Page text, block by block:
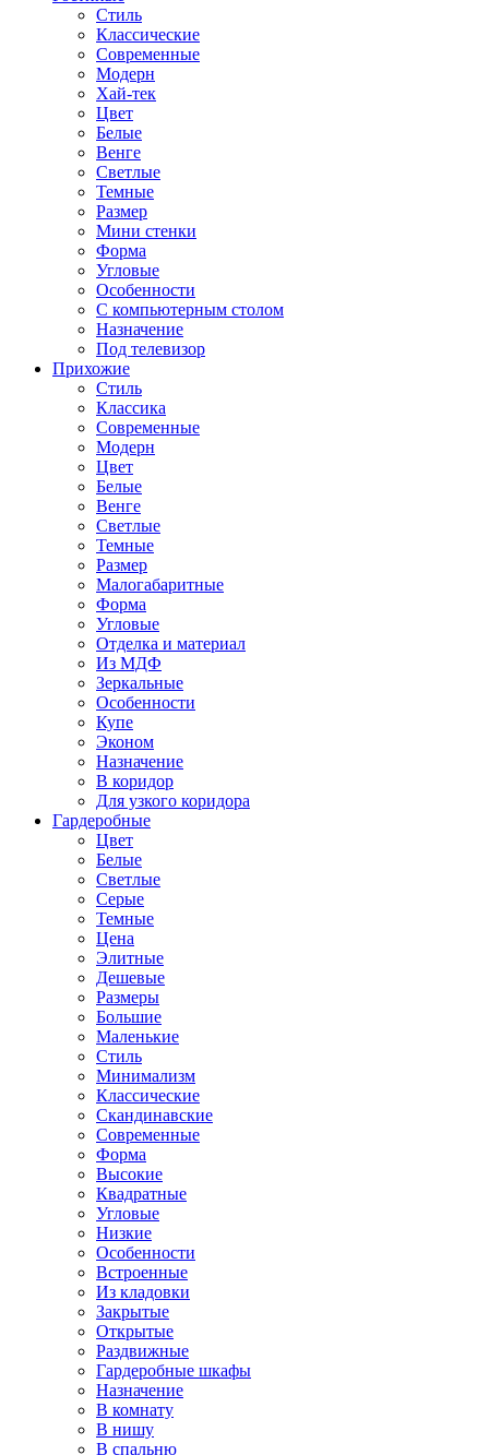
Стиль
Классические
Современные
Модерн
Хай-тек
Цвет
Белые
Венге
Светлые
Темные
Размер
Мини стенки
Форма
Угловые
Особенности
С компьютерным столом
Назначение
Под телевизор
Прихожие
Стиль
Классика
Современные
Модерн
Цвет
Белые
Венге
Светлые
Темные
Размер
Малогабаритные
Форма
Угловые
Отделка и материал
Из МДФ
Зеркальные
Особенности
Купе
Эконом
Назначение
В коридор
Для узкого коридора
Гардеробные
Цвет
Белые
Светлые
Серые
Темные
Цена
Элитные
Дешевые
Размеры
Большие
Маленькие
Стиль
Минимализм
Классические
Скандинавские
Современные
Форма
Высокие
Квадратные
Угловые
Низкие
Особенности
Встроенные
Из кладовки
Закрытые
Открытые
Раздвижные
Гардеробные шкафы
Назначение
В комнату
В нишу
В спальню